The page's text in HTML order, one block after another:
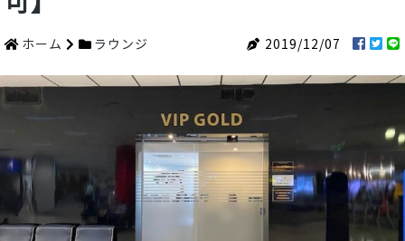
ホーム ラウンジ 2019/12/07